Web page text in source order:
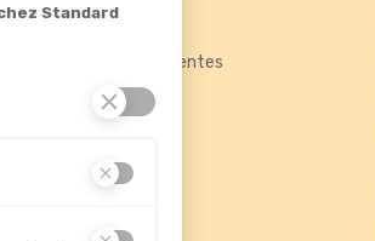
Meilleures ventes
Nouveautés
Standard
site web, il nous permet de mesurer des